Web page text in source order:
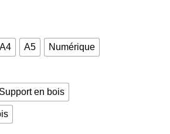
A4 A5 Numérique
Support en bois